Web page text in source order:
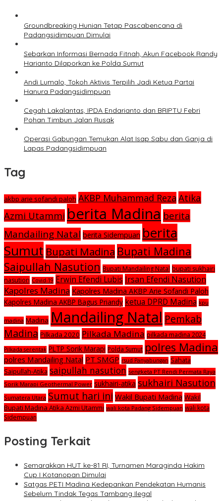
Groundbreaking Hunian Tetap Pascabencana di
Padangsidimpuan Dimulai
Sebarkan Informasi Bernada Fitnah, Akun Facebook Randy
Harianto Dilaporkan ke Polda Sumut
Andi Lumalo, Tokoh Aktivis Terpilih Jadi Ketua Partai
Hanura Padangsidimpuan
Cegah Lakalantas, IPDA Endarianto dan BRIPTU Febri
Pohan Timbun Jalan Rusak
Operasi Gabungan Temukan Alat Isap Sabu dan Ganja di
Lapas Padangsidimpuan
Tag
akbp arie sofandi paloh AKBP Muhammad Reza Atika
Azmi Utammi berita Madina berita
Mandailing Natal berita Sidempuan berita
Sumut Bupati Madina Bupati Madina
Saipullah Nasution Bupati Mandailing Natal bupati sukhairi
nasution Covid-19 Erwin Efendi Lubis Irsan Efendi Nasution
Kapolres Madina Kapolres Madina AKBP Arie Sofandi Paloh
Kapolres Madina AKBP Bagus Priandy ketua DPRD Madina kpu
madina Madina Mandailing Natal Pemkab
Madina Pilkada 2020 Pilkada Madina pilkada madina 2024
Pilkada serentak PLTP Sorik Marapi Polda Sumut polres Madina
polres Mandailing Natal PT SMGP rsud Panyabungan Sahata
Saipullah-Atika saipullah nasution sengketa PT Rendi Permata Raya
Sorik Marapi Geothermal Power sukhairi-atika sukhairi Nasution
Sumatera Utara Sumut hari ini Wakil Bupati Madina Wakil
Bupati Madina Atika Azmi Utammi wali kota Padang Sidempuan wali kota
Sidempuan
Posting Terkait
Semarakkan HUT ke-81 RI, Turnamen Maraginda Hakim
Cup I Kotanopan Dimulai
Satgas PETI Madina Kedepankan Pendekatan Humanis
Sebelum Tindak Tegas Tambang Ilegal